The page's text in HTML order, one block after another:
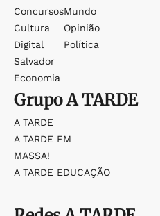
Concursos
Cultura
Digital
Salvador
Economia
Mundo
Opinião
Política
GrupoA TARDE
A TARDE
A TARDE FM
MASSA!
A TARDE EDUCAÇÃO